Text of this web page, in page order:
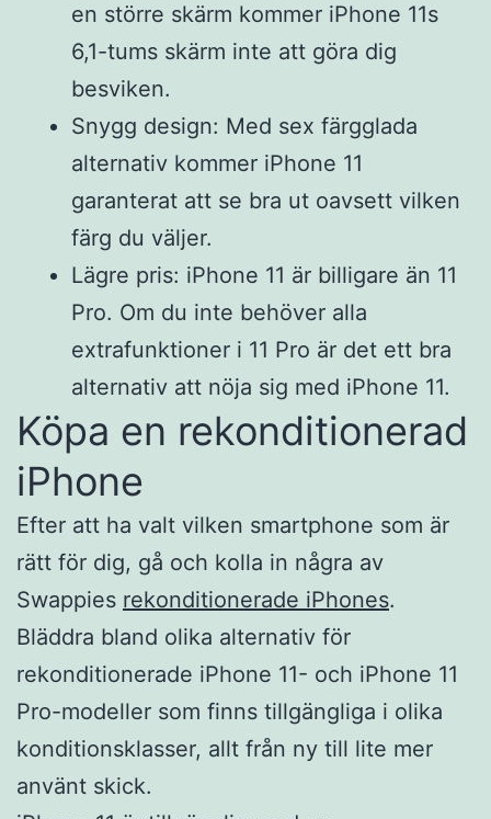
en större skärm kommer iPhone 11s
6,1-tums skärm inte att göra dig
besviken.
Snygg design: Med sex färgglada
alternativ kommer iPhone 11
garanterat att se bra ut oavsett vilken
färg du väljer.
Lägre pris: iPhone 11 är billigare än 11
Pro. Om du inte behöver alla
extrafunktioner i 11 Pro är det ett bra
alternativ att nöja sig med iPhone 11.
Köpa en rekonditionerad
iPhone
Efter att ha valt vilken smartphone som är
rätt för dig, gå och kolla in några av
Swappies rekonditionerade iPhones.
Bläddra bland olika alternativ för
rekonditionerade iPhone 11- och iPhone 11
Pro-modeller som finns tillgängliga i olika
konditionsklasser, allt från ny till lite mer
använt skick.